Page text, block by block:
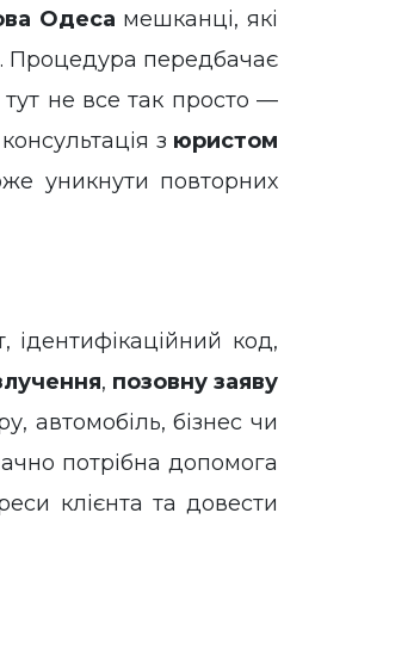
Одеса мешканці, які
Процедура передбачає
не все так просто —
з юристом
уникнути повторних
ідентифікаційний код,
, позовну заяву
автомобіль, бізнес чи
потрібна допомога
клієнта та довести